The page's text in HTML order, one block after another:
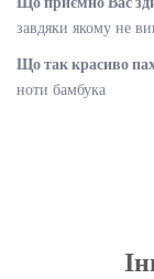
завдяки якому не
Що так красиво
ноти бамбука